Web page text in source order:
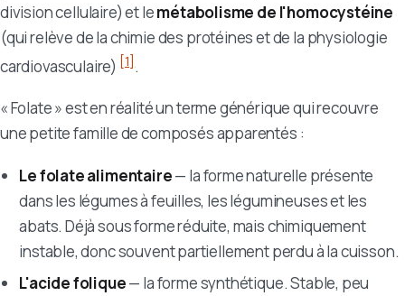
division cellulaire) et lemétabolisme de l'homocystéine
(qui relève de la chimie des protéines et de la physiologie
cardiovasculaire)[1].
« Folate » est en réalité un terme générique qui recouvre
une petite famille de composés apparentés :
Le folate alimentaire— la forme naturelle présente
dans les légumes à feuilles, les légumineuses et les
abats. Déjà sous forme réduite, mais chimiquement
instable, donc souvent partiellement perdu à la cuisson.
L'acide folique— la forme synthétique. Stable, peu